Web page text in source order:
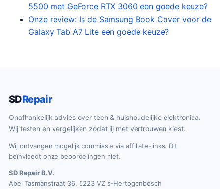
5500 met GeForce RTX 3060 een goede keuze?
Onze review: Is de Samsung Book Cover voor de
Galaxy Tab A7 Lite een goede keuze?
SDRepair
Onafhankelijk advies over tech & huishoudelijke elektronica.
Wij testen en vergelijken zodat jij met vertrouwen kiest.
Wij ontvangen mogelijk commissie via affiliate-links. Dit
beïnvloedt onze beoordelingen niet.
SD Repair B.V.
Abel Tasmanstraat 36, 5223 VZ s-Hertogenbosch